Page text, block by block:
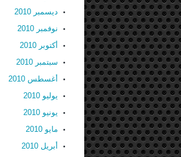
ديسمبر 2010
نوفمبر 2010
أكتوبر 2010
سبتمبر 2010
أغسطس 2010
يوليو 2010
يونيو 2010
مايو 2010
أبريل 2010